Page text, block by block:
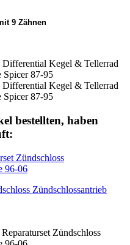
9 Zähnen
bestellten, haben
Zündschlossantrieb